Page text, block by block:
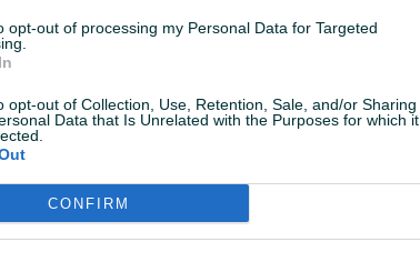
opt-out of processing my Personal Data for Targeted
opt-out of Collection, Use, Retention, Sale, and/or Sharing
Data that Is Unrelated with the Purposes for which it
CONFIRM
kupnje korpe ponarudžbi - cijena 70 KM)
38.1 HM (113868) - Cijena 70,00 KM